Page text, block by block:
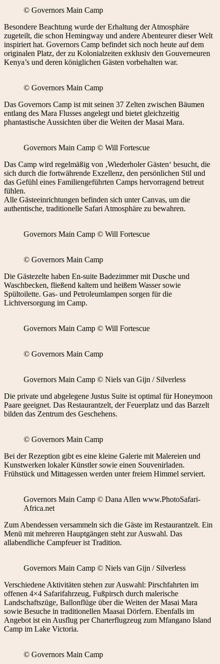
© Governors Main Camp
Besondere Beachtung wurde der Erhaltung der Atmosphäre
zugeteilt, die schon Hemingway und andere Abenteurer dieser Welt
inspiriert hat. Governors Camp befindet sich noch heute auf dem
originalen Platz, der zu Kolonialzeiten exklusiv den Gouverneuren
Kenya’s und deren königlichen Gästen vorbehalten war.
© Governors Main Camp
Das Governors Camp ist mit seinen 37 Zelten zwischen Bäumen
entlang des Mara Flusses angelegt und bietet gleichzeitig
phantastische Aussichten über die Weiten der Masai Mara.
Governors Main Camp © Will Fortescue
Das Camp wird regelmäßig von ‚Wiederholer Gästen‘ besucht, die
sich durch die fortwährende Exzellenz, den persönlichen Stil und
das Gefühl eines Familiengeführten Camps hervorragend betreut
fühlen.
Alle Gästeeinrichtungen befinden sich unter Canvas, um die
authentische, traditionelle Safari Atmosphäre zu bewahren.
Governors Main Camp © Will Fortescue
© Governors Main Camp
Die Gästezelte haben En-suite Badezimmer mit Dusche und
Waschbecken, fließend kaltem und heißem Wasser sowie
Spültoilette. Gas- und Petroleumlampen sorgen für die
Lichtversorgung im Camp.
Governors Main Camp © Will Fortescue
© Governors Main Camp
Governors Main Camp © Niels van Gijn / Silverless
Die private und abgelegene Justus Suite ist optimal für Honeymoon
Paare geeignet. Das Restaurantzelt, der Feuerplatz und das Barzelt
bilden das Zentrum des Geschehens.
© Governors Main Camp
Bei der Rezeption gibt es eine kleine Galerie mit Malereien und
Kunstwerken lokaler Künstler sowie einen Souvenirladen.
Frühstück und Mittagessen werden unter freiem Himmel serviert.
Governors Main Camp © Dana Allen www.PhotoSafari-
Africa.net
Zum Abendessen versammeln sich die Gäste im Restaurantzelt. Ein
Menü mit mehreren Hauptgängen steht zur Auswahl. Das
allabendliche Campfeuer ist Tradition.
Governors Main Camp © Niels van Gijn / Silverless
Verschiedene Aktivitäten stehen zur Auswahl: Pirschfahrten im
offenen 4×4 Safarifahrzeug, Fußpirsch durch malerische
Landschaftszüge, Ballonflüge über die Weiten der Masai Mara
sowie Besuche in traditionellen Maasai Dörfern. Ebenfalls im
Angebot ist ein Ausflug per Charterflugzeug zum Mfangano Island
Camp im Lake Victoria.
© Governors Main Camp